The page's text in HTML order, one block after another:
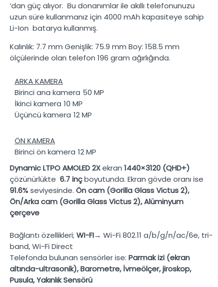
‘dan güç alıyor. Bu donanımlar ile akıllı telefonunuzu
uzun süre kullanmanız için 4000 mAh kapasiteye sahip
Li-Ion batarya kullanmış.
Kalınlık: 7.7 mm Genişlik: 75.9 mm Boy: 158.5 mm
ölçülerinde olan telefon 196 gram ağırlığında.
ARKA KAMERA
Birinci ana kamera 50 MP
İkinci kamera 10 MP
Üçüncü kamera 12 MP
ÖN KAMERA
Birinci ön kamera 12 MP
Dynamic LTPO AMOLED 2Xekran 1440×3120 (QHD+)
çözünürlükte 6.7 inçboyutunda. Ekran gövde oranı ise
91.6%seviyesinde. Ön cam (Gorilla Glass Victus 2),
Ön/Arka cam (Gorilla Glass Victus 2), Alüminyum
çerçeve
Bağlantı özellikleri; WI-FI→ Wi-Fi 802.11 a/b/g/n/ac/6e, tri-
band, Wi-Fi Direct
Telefonda bulunan sensörler ise: Parmak izi (ekran
altında-ultrasonik), Barometre, İvmeölçer, jiroskop,
Pusula, Yakınlık Sensörü